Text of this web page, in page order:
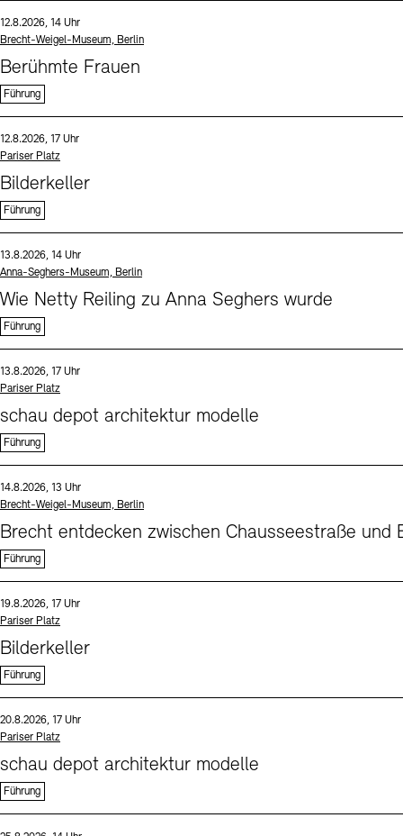
Datum und Uhrzeit:
12.8.2026, 14 Uhr
Standort
Brecht-Weigel-Museum, Berlin
Berühmte Frauen
Führung
Datum und Uhrzeit:
12.8.2026, 17 Uhr
Standort
Pariser Platz
Bilderkeller
Führung
Datum und Uhrzeit:
13.8.2026, 14 Uhr
Standort
Anna-Seghers-Museum, Berlin
Wie Netty Reiling zu Anna Seghers wurde
Führung
Datum und Uhrzeit:
13.8.2026, 17 Uhr
Standort
Pariser Platz
schau depot architektur modelle
Führung
Datum und Uhrzeit:
14.8.2026, 13 Uhr
Standort
Brecht-Weigel-Museum, Berlin
Brecht entdecken zwischen Chausseestraße und
Führung
Datum und Uhrzeit:
19.8.2026, 17 Uhr
Standort
Pariser Platz
Bilderkeller
Führung
Datum und Uhrzeit:
20.8.2026, 17 Uhr
Standort
Pariser Platz
schau depot architektur modelle
Führung